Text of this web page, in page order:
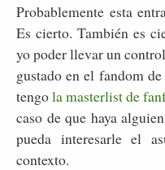
Probablemente esta
Es cierto. También es
yo poder llevar un
gustado en el fandom
tengola masterlist de
caso de que haya
pueda interesarle el
contexto.